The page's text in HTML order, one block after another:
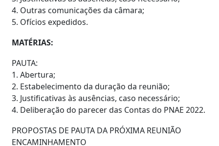
4. Outras comunicações da câmara;
5. Ofícios expedidos.
MATÉRIAS:
PAUTA:
1. Abertura;
2. Estabelecimento da duração da reunião;
3. Justificativas às ausências, caso necessário;
4. Deliberação do parecer das Contas do PNAE 2022.
PROPOSTAS DE PAUTA DA PRÓXIMA REUNIÃO
ENCAMINHAMENTO